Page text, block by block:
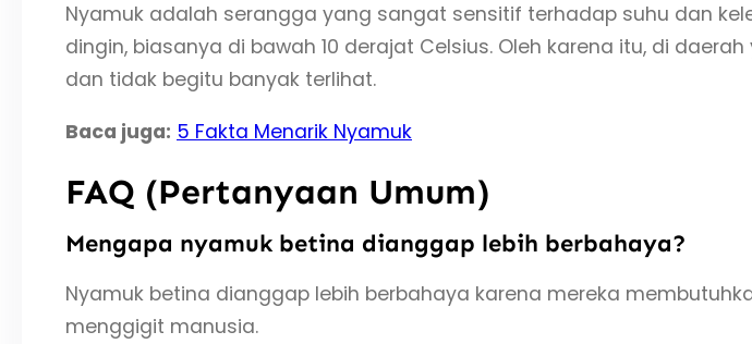
Nyamuk adalah serangga yang sangat sensitif terhadap suhu dan
dingin, biasanya di bawah 10 derajat Celsius. Oleh karena itu, di
dan tidak begitu banyak terlihat.
Baca juga: 5 Fakta Menarik Nyamuk
FAQ (Pertanyaan Umum)
Mengapa nyamuk betina dianggap lebih berbahaya?
Nyamuk betina dianggap lebih berbahaya karena mereka
menggigit manusia.